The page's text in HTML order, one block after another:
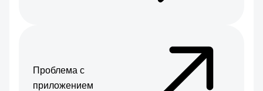
Проблема с
приложением